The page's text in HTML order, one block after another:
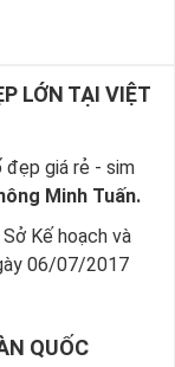
LỚN TẠI VIỆT
đẹp giá rẻ - sim
Minh Tuấn.
Kế hoạch và
06/07/2017
QUỐC